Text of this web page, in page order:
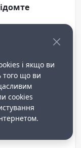
отримання
термін,
і якщо ви
того що ви
cookies